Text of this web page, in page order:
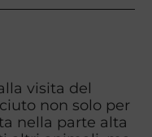
visita del
non solo per
nella parte alta